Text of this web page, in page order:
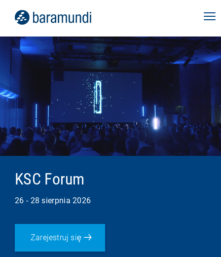
KSC Forum
26 - 28 sierpnia 2026
Zarejestruj się